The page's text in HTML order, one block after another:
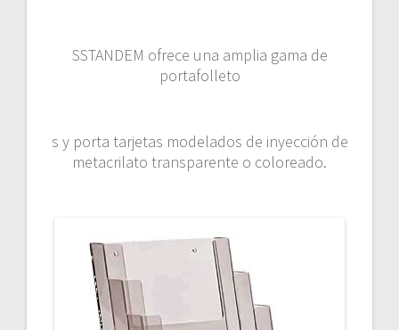
SSTANDEM ofrece una amplia gama de
portafolleto
s y porta tarjetas modelados de inyección de
metacrilato transparente o coloreado.